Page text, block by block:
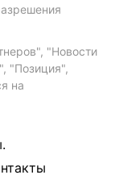
"Новости
"Позиция",
на